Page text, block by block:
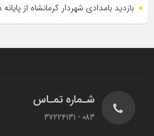
بازدید بامدادی شهردار کرمانشاه از
شـماره تمـاس
083 - 37224131